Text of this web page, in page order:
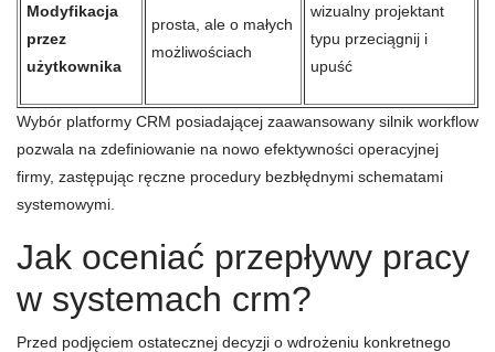
Modyfikacja
przez
użytkownika
prosta, ale o małych
możliwościach
wizualny projektant
typu przeciągnij i
upuść
Wybór platformy CRM posiadającej zaawansowany silnik workflow
pozwala na zdefiniowanie na nowo efektywności operacyjnej
firmy, zastępując ręczne procedury bezbłędnymi schematami
systemowymi.
Jak oceniać przepływy pracy
w systemach crm?
Przed podjęciem ostatecznej decyzji o wdrożeniu konkretnego